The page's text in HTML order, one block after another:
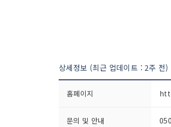
상세정보 (최근 업데이트 : 2주 전)
홈페이지
문의 및 안내